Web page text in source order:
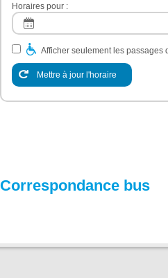
Horaires pour :
Afficher seulement les passages
Mettre à jour l'horaire
Correspondance bus